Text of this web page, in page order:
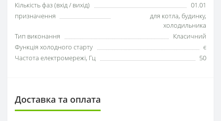
Кількість фаз (вхід / вихід)
01.01
призначення
для котла, будинку,
холодильника
Тип виконання
Класичний
Функція холодного старту
є
Частота електромережі, Гц
50
Доставка та оплата